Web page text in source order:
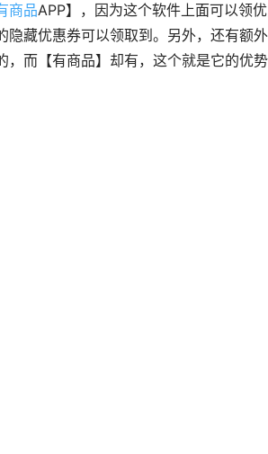
商品APP】，因为这个软件上面可以领
藏优惠券可以领取到。另外，还有额
而【有商品】却有，这个就是它的优